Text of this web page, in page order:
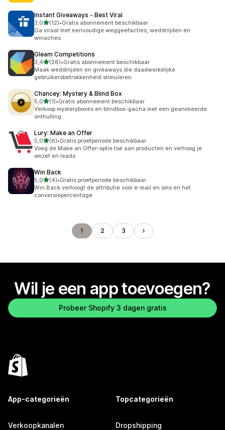
Instant Giveaways ‑ Best Viral
3,0van 5 sterren
(12)
12 recensies in totaal
•Gratis abonnement beschikbaar
Ga viraal met eenvoudige weggeefacties, wedstrijden en
winacties
Gleam Competitions
3,4van 5 sterren
(28)
28 recensies in totaal
•Gratis abonnement beschikbaar
Maak wedstrijden en giveaways die daadwerkelijke
gebruikersbetrokkenheid stimuleren
Chancey: Mystery & Blind Box
5,0van 5 sterren
(1)
1 recensies in totaal
•Gratis abonnement beschikbaar
Verkoop mysteryboxes en blindbox-gacha met een geanimeerde
onthulling
Lury: Make an Offer
5,0van 5 sterren
(6)
6 recensies in totaal
•Gratis proefperiode beschikbaar
Voeg de Make an Offer-optie toe aan producten en verhoog je
omzet en leads
Win Back
5,0van 5 sterren
(4)
4 recensies in totaal
•Gratis proefperiode beschikbaar
Win Back verhoogt de attributie voor e-mail en sms en het
conversiepercentage
1 2 3
Wil je een app toevoegen?
Probeer Shopify 3 dagen gratis
App-categorieën
Verkoopkanalen
Topcategorieën
Dropshipping